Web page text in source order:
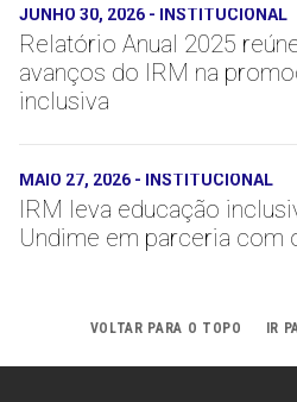
JUNHO 30, 2026 - INSTITUCIONAL
Relatório Anual 2025
avanços do IRM na
inclusiva
MAIO 27, 2026 - INSTITUCIONAL
IRM leva educação
Undime em parceria com
VOLTAR PARA O TOPO IR